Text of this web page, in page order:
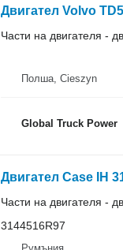
Двигател Volvo
Части на двигателя -
Полша, Cieszyn
Global Truck Power
Двигател Case IH
Части на двигателя -
3144516R97